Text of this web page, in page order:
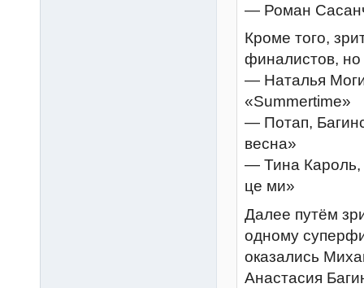
— Роман
Кроме того,
финалистов, но
— Наталья
«Summertime»
— Потап,
весна»
— Тина Кароль,
це ми»
Далее путём
одному
оказались
Анастасия